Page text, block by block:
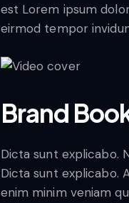
est Lorem ipsum
eirmod tempor
Brand
Dicta sunt explicabo.
Dicta sunt explicabo.
enim minim veniam